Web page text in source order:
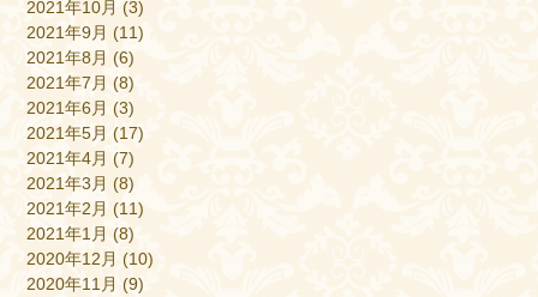
2021年10月 (3)
2021年9月 (11)
2021年8月 (6)
2021年7月 (8)
2021年6月 (3)
2021年5月 (17)
2021年4月 (7)
2021年3月 (8)
2021年2月 (11)
2021年1月 (8)
2020年12月 (10)
2020年11月 (9)